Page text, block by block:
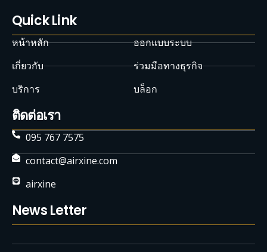
Quick Link
หน้าหลัก
เกี่ยวกับ
บริการ
ออกแบบระบบ
ร่วมมือทางธุรกิจ
บล็อก
ติดต่อเรา
095 767 7575
contact@airxine.com
airxine
News Letter